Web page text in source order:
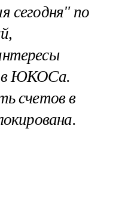
сегодня" по
ЮКОСа.
счетов в